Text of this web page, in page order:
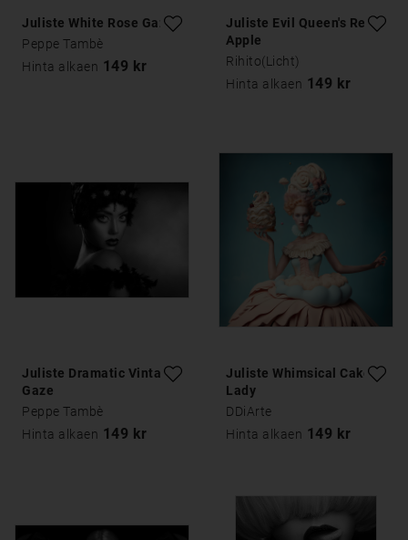
Juliste White Rose Gaze
Peppe Tambè
Hinta alkaen 149 kr
Juliste Evil Queen's Red
Apple
Rihito(Licht)
Hinta alkaen 149 kr
Juliste Dramatic Vintage
Gaze
Peppe Tambè
Hinta alkaen 149 kr
Juliste Whimsical Cake
Lady
DDiArte
Hinta alkaen 149 kr